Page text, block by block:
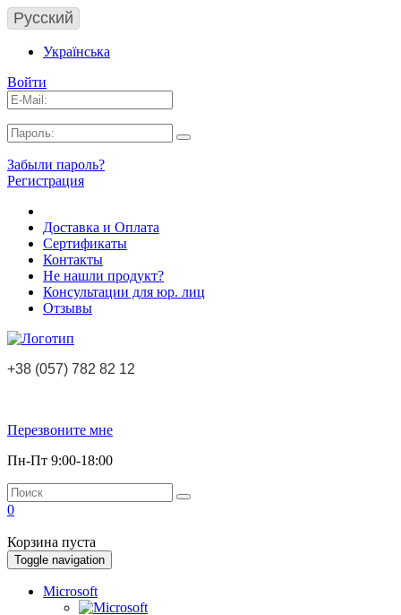
Русский
Українська
Войти
Забыли пароль?
Регистрация
Доставка и Оплата
Сертификаты
Контакты
Не нашли продукт?
Консультации для юр. лиц
Отзывы
+38 (057) 782 82 12
Перезвоните мне
Пн-Пт 9:00-18:00
0
Корзина пуста
Toggle navigation
Microsoft